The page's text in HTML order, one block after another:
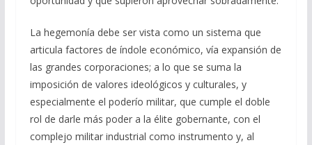
La hegemonía debe ser vista como un sistema que
articula factores de índole económico, vía expansión de
las grandes corporaciones; a lo que se suma la
imposición de valores ideológicos y culturales, y
especialmente el poderío militar, que cumple el doble
rol de darle más poder a la élite gobernante, con el
complejo militar industrial como instrumento y, al